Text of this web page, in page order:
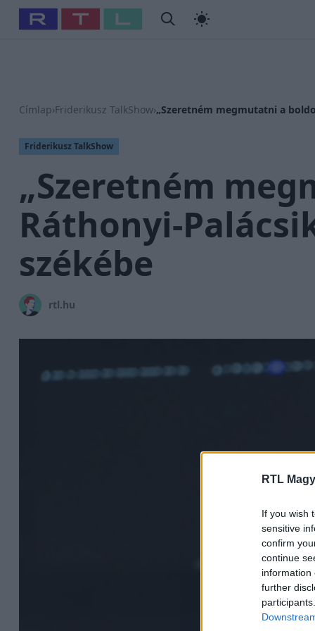
RTL
If you wish
sensitive
confirm
continue
information
further
Babits Marcella #Szellő István #Most Wanted
Címlap›Friderikusz TalkShow›„Szeretném megmutatni a
Friderikusz TalkShow
„Szeretném
Ráthonyi-
székébe
rtl.hu